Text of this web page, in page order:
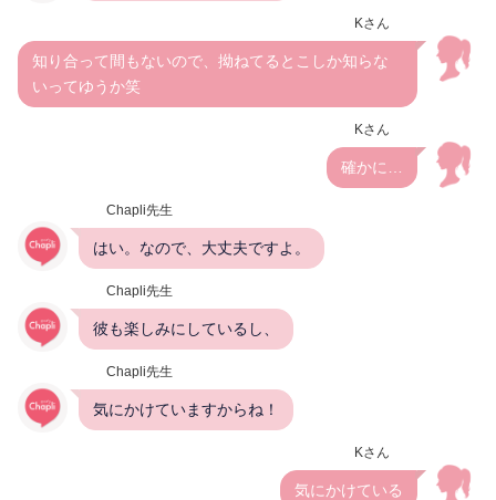
Kさん
知り合って間もないので、拗ねてるとこしか知らな
いってゆうか笑
Kさん
確かに…
Chapli先生
はい。なので、大丈夫ですよ。
Chapli先生
彼も楽しみにしているし、
Chapli先生
気にかけていますからね！
Kさん
気にかけている